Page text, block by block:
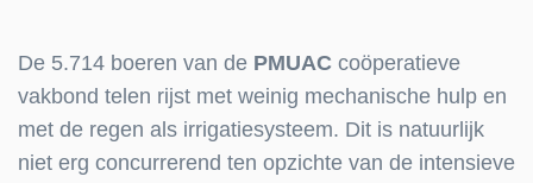
De 5.714 boeren van de PMUAC coöperatieve
vakbond telen rijst met weinig mechanische hulp en
met de regen als irrigatiesysteem. Dit is natuurlijk
niet erg concurrerend ten opzichte van de intensieve